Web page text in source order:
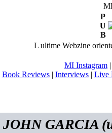
P
U
B
L ultime Webzine
MI Instagram
Book Reviews| Interviews| Live
JOHN GARCIA